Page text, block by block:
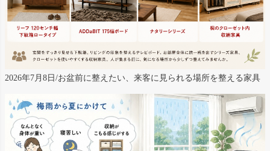
2026年7月8日/お盆前に整えたい、来客に見られる場所を整える家具